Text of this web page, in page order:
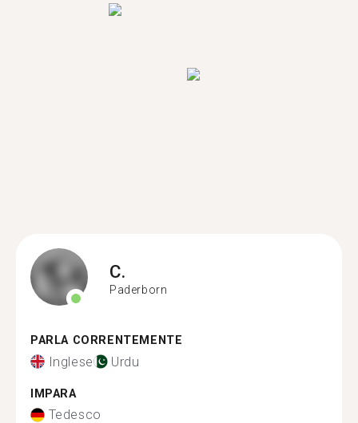
C.
Paderborn
PARLA CORRENTEMENTE
Inglese Urdu
IMPARA
Tedesco